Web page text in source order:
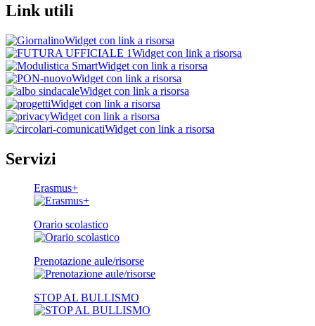
Link utili
Widget con link a risorsa
Widget con link a risorsa
Widget con link a risorsa
Widget con link a risorsa
Widget con link a risorsa
Widget con link a risorsa
Widget con link a risorsa
Widget con link a risorsa
Servizi
Erasmus+
Orario scolastico
Prenotazione aule/risorse
STOP AL BULLISMO